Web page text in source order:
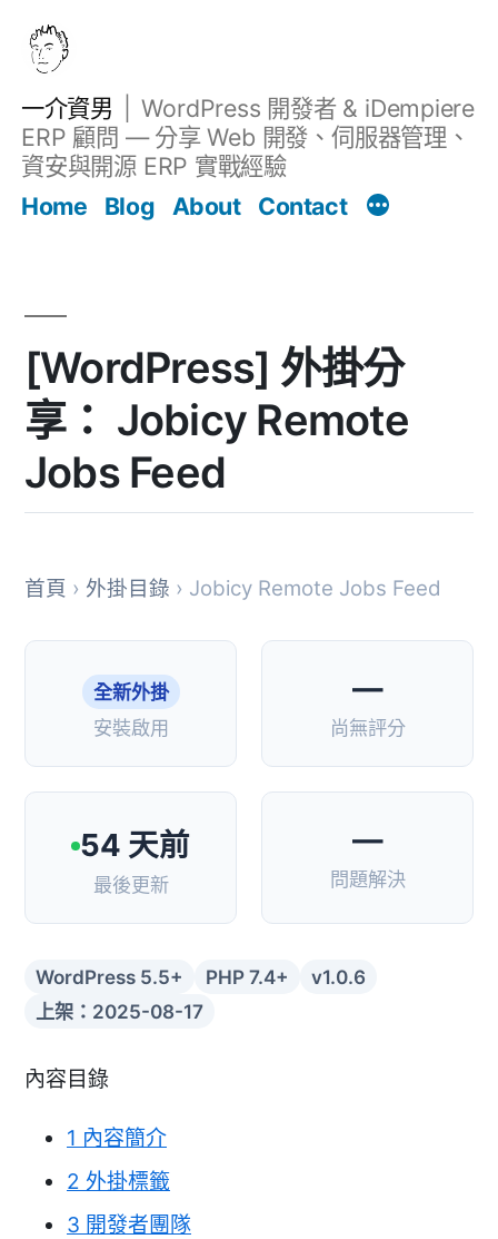
一介資男
WordPress 開發者 & iDempiere
ERP 顧問 — 分享 Web 開發、伺服器管理、
資安與開源 ERP 實戰經驗
Home
Blog About Contact
[WordPress] 外掛分
享： Jobicy Remote
Jobs Feed
首頁 › 外掛目錄 › Jobicy Remote Jobs Feed
全新外掛
安裝啟用
—
尚無評分
54 天前
最後更新
—
問題解決
WordPress 5.5+ PHP 7.4+
v1.0.6
上架：2025-08-17
內容目錄
1 內容簡介
2 外掛標籤
3 開發者團隊
文章 Filter